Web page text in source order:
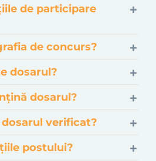
de participare
de concurs?
dosarul?
dosarul?
dosarul verificat?
postului?